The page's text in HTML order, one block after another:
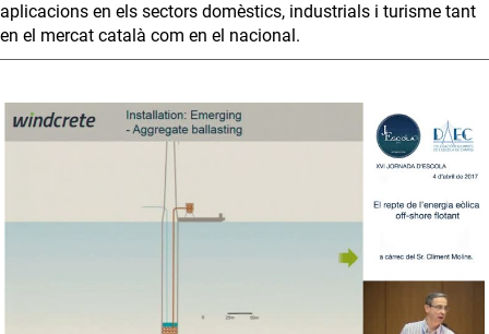
aplicacions en els sectors domèstics, industrials i turisme tant
en el mercat català com en el nacional.